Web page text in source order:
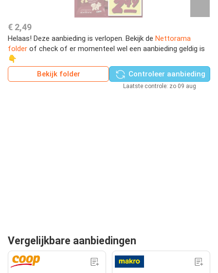
€ 2,49
Helaas! Deze aanbieding is verlopen. Bekijk de Nettorama
folder of check of er momenteel wel een aanbieding geldig is
👇
Bekijk folder
Controleer aanbieding
Laatste controle: zo 09 aug
Vergelijkbare aanbiedingen